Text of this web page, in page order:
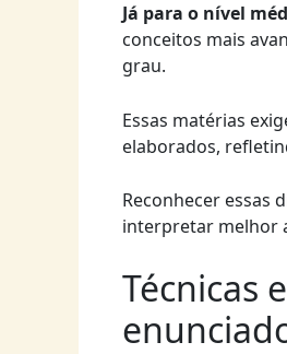
Já para o nível
conceitos mais
grau.
Essas matérias
elaborados,
Reconhecer essas
interpretar melhor
Técnicas